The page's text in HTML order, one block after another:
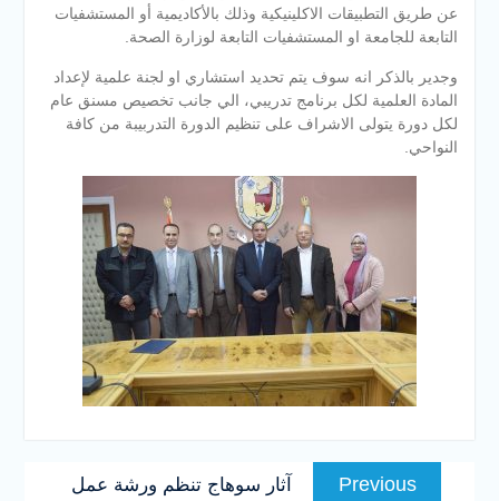
عن طريق التطبيقات الاكلينيكية وذلك بالأكاديمية أو المستشفيات
التابعة للجامعة او المستشفيات التابعة لوزارة الصحة.
وجدير بالذكر انه سوف يتم تحديد استشاري او لجنة علمية لإعداد
المادة العلمية لكل برنامج تدريبي، الي جانب تخصيص مسنق عام
لكل دورة يتولى الاشراف على تنظيم الدورة التدربيبة من كافة
النواحي.
تصفّح
المقالاتPrevious
Previous
post:
آثار سوهاج تنظم ورشة عمل